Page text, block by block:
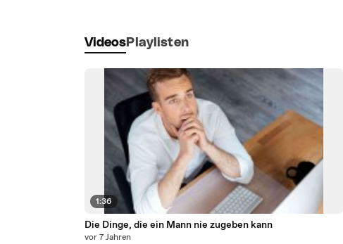
Videos Playlisten
1:36
Die Dinge, die ein Mann nie zugeben kann
vor 7 Jahren